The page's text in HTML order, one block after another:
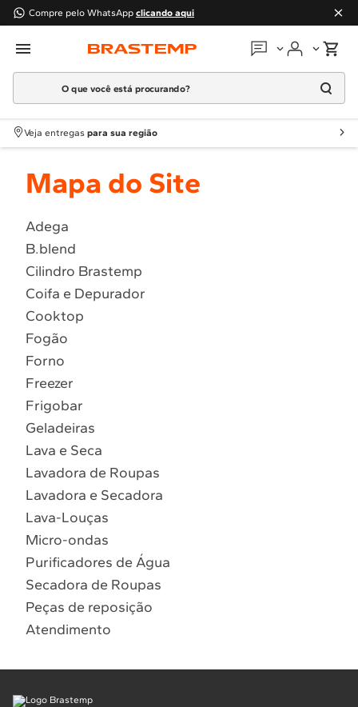
Compre pelo WhatsApp clicando aqui
Em que podemos
Atendimento Brastemp
Localizar assistência técnica
O que você está procurando?
Termos mais buscados
1º Geladeira
2
Fogao
4 º Lava Louça
5 º Cooktop
6º Microondas Brastemp
7º Forno
8º Embutir
9º Lava Seca
Veja entregas para sua região
Mapa do Site
Adega
B.blend
Cilindro Brastemp
Coifa e Depurador
Cooktop
Fogão
Forno
Freezer
Frigobar
Geladeiras
Lava e Seca
Lavadora de Roupas
Lavadora e Secadora
Lava-Louças
Micro-ondas
Purificadores de Água
Secadora de Roupas
Peças de reposição
Atendimento